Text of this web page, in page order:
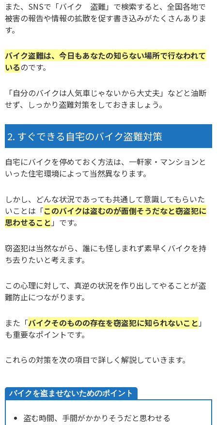
また、SNSで「バイク 盗難」で検索すると、全国各地で
被害の報告や情報の拡散を促す書き込みがたくさんありま
す。
バイク盗難は、今日もあなたの知らない場所で行なわれて
いるのです。
「自分のバイクは人気車じゃないから大丈夫」などと油断
せず、しっかり盗難対策をしておきましょう。
すぐできる自宅のバイク盗難対策
自宅にバイクを停めておく方法は、一軒家・マンションと
いった住宅環境によって当然異なります。
しかし、どんな状況であっても共通して意識してもらいた
いことは「このバイクは盗むのが面倒そうだなと窃盗犯に
思わせること 」です。
窃盗犯は当然ながら、誰にも怪しまれず素早くバイクを持
ち去りたいと考えます。
この心理に対して、真逆の状況を作り出してやることが盗
難防止につながります。
また「バイクそのものの存在を窃盗犯に知られないこと 」
も重要なポイントです。
これらの対策を次の項目で詳しく解説していきます。
バイクを盗ませないためのポイント
盗む時間、手間がかかりそうだと思わせる